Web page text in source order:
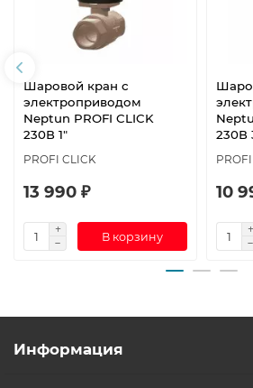
Шаровой кран с
электроприводом
Neptun PROFI CLICK
230В 1"
PROFI CLICK
13 990 ₽
В корзину
230В
10
Информация